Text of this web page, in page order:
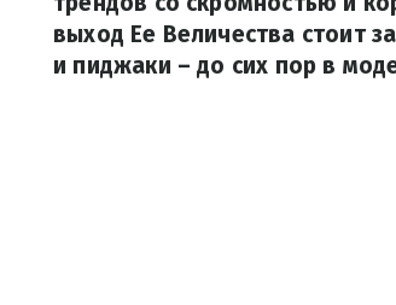
выход Ее Величества стоит
и пиджаки – до сих пор в